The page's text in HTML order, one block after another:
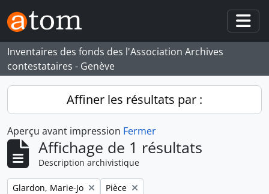
Skip to main content
Inventaires des fonds des l'Association Archives
contestataires - Genève
Affiner les résultats par :
Aperçu avant impression Fermer
Affichage de 1 résultats
Description archivistique
Remove filter:
Glardon, Marie-Jo Remove filter:
Pièce